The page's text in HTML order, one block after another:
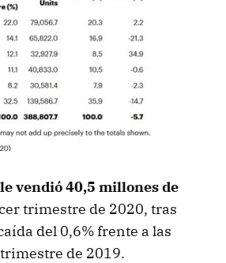
vendió 40,5 millones de
trimestre de 2020, tras
del 0,6% frente a las
de 2019.